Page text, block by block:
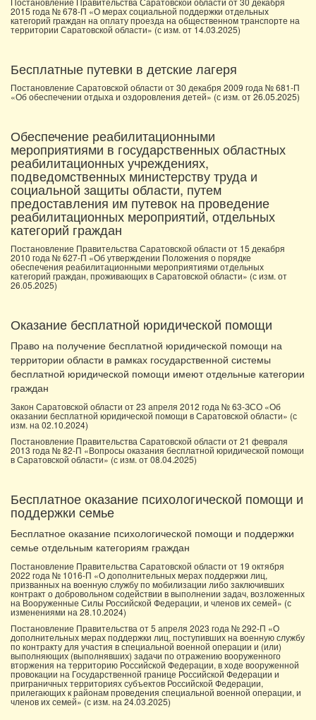
2015 года № 678-П «О мерах социальной поддержки отдельных
категорий граждан на оплату проезда на общественном транспорте на
территории Саратовской области» (с изм. от 14.03.2025)
Бесплатные путевки в детские лагеря
Постановление Саратовской области от 30 декабря 2009 года № 681-П
«Об обеспечении отдыха и оздоровления детей» (с изм. от 26.05.2025)
Обеспечение реабилитационными
мероприятиями в государственных областных
реабилитационных учреждениях,
подведомственных министерству труда и
социальной защиты области, путем
предоставления им путевок на проведение
реабилитационных мероприятий, отдельных
категорий граждан
Постановление Правительства Саратовской области от 15 декабря
2010 года № 627-П «Об утверждении Положения о порядке
обеспечения реабилитационными мероприятиями отдельных
категорий граждан, проживающих в Саратовской области» (с изм. от
26.05.2025)
Оказание бесплатной юридической помощи
Право на получение бесплатной юридической помощи на
территории области в рамках государственной системы
бесплатной юридической помощи имеют отдельные категории
граждан
Закон Саратовской области от 23 апреля 2012 года № 63-ЗСО «Об
оказании бесплатной юридической помощи в Саратовской области» (с
изм. на 02.10.2024)
Постановление Правительства Саратовской области от 21 февраля
2013 года № 82-П «Вопросы оказания бесплатной юридической помощи
в Саратовской области» (с изм. от 08.04.2025)
Бесплатное оказание психологической помощи и
поддержки семье
Бесплатное оказание психологической помощи и поддержки
семье отдельным категориям граждан
Постановление Правительства Саратовской области от 19 октября
2022 года № 1016-П «О дополнительных мерах поддержки лиц,
призванных на военную службу по мобилизации либо заключивших
контракт о добровольном содействии в выполнении задач, возложенных
на Вооруженные Силы Российской Федерации, и членов их семей» (с
изменениями на 28.10.2024)
Постановление Правительства от 5 апреля 2023 года № 292-П «О
дополнительных мерах поддержки лиц, поступивших на военную службу
по контракту для участия в специальной военной операции и (или)
выполняющих (выполнявших) задачи по отражению вооруженного
вторжения на территорию Российской Федерации, в ходе вооруженной
провокации на Государственной границе Российской Федерации и
приграничных территориях субъектов Российской Федерации,
прилегающих к районам проведения специальной военной операции, и
членов их семей» (с изм. на 24.03.2025)